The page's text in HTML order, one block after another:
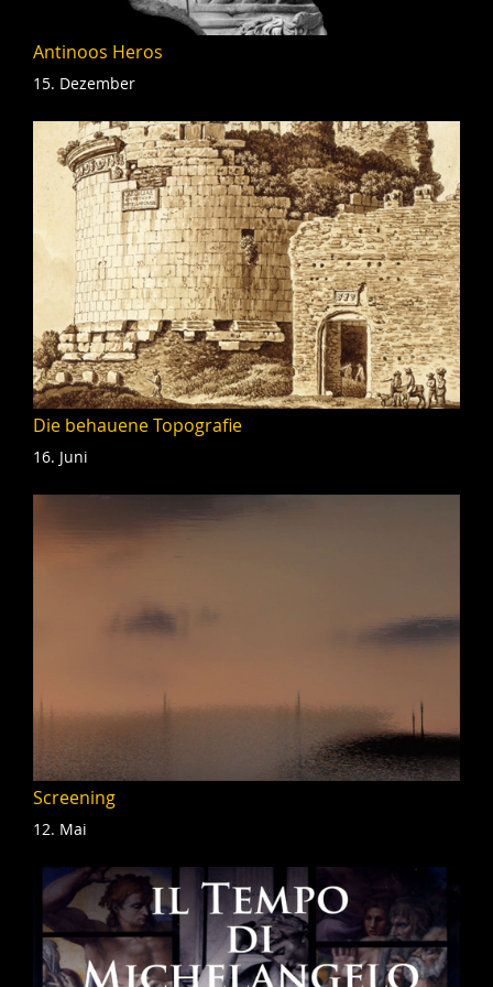
Antinoos Heros
15. Dezember
Die behauene Topografie
16. Juni
Screening
12. Mai